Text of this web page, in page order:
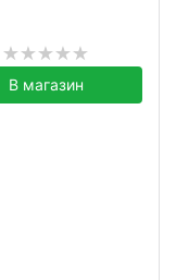
В магазин